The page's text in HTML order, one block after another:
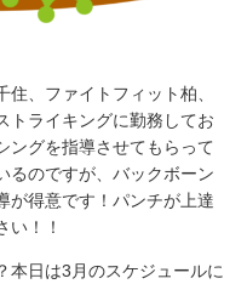
、ファイトフィット柏、
トライキングに勤務してお
ングを指導させてもらって
るのですが、バックボーン
が得意です！パンチが上達
い！！
日は3月のスケジュールに